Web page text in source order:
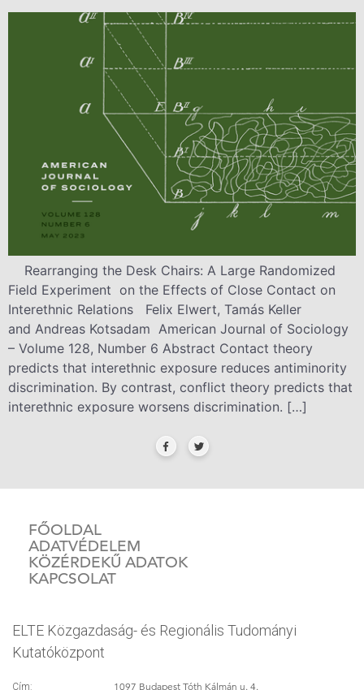
Rearranging the Desk Chairs: A Large Randomized
Field Experiment on the Effects of Close Contact on
Interethnic Relations Felix Elwert, Tamás Keller
and Andreas Kotsadam American Journal of Sociology
– Volume 128, Number 6 Abstract Contact theory
predicts that interethnic exposure reduces antiminority
discrimination. By contrast, conflict theory predicts that
interethnic exposure worsens discrimination. […]
FŐOLDAL
ADATVÉDELEM
KÖZÉRDEKŰ ADATOK
KAPCSOLAT
ELTE Közgazdaság- és Regionális Tudományi
Kutatóközpont
Cím: 1097 Budapest Tóth Kálmán u. 4.